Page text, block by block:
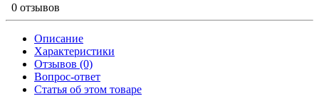
0 отзывов
Описание
Характеристики
Отзывов (0)
Вопрос-ответ
Статья об этом товаре